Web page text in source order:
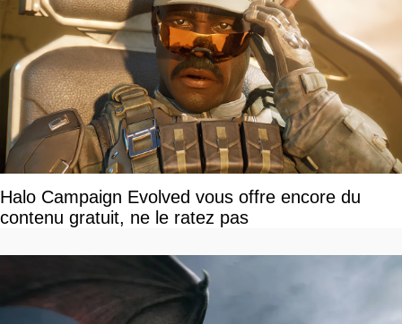
Halo Campaign Evolved vous offre encore du
contenu gratuit, ne le ratez pas